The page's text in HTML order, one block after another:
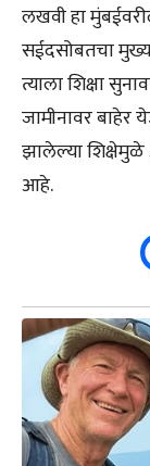
लखवी हा
सईदसोबतचा
त्याला शिक्षा
जामीनावर बाहेर
झालेल्या शिक्षेमुळे
आहे.